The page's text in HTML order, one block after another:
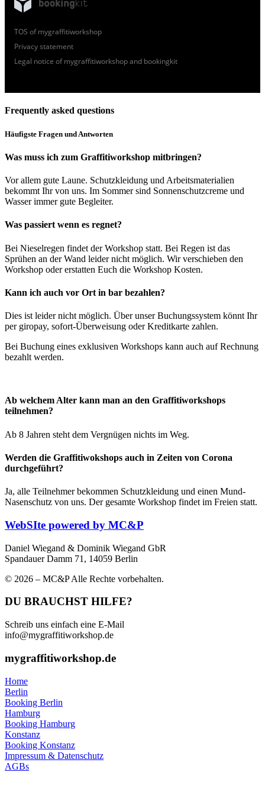
TOS of mygraffitiworkshop
Privacy statement
Legal notice of mygraffitiworkshop and bookingkit
Frequently asked questions
Häufigste Fragen und Antworten
Was muss ich zum Graffitiworkshop mitbringen?
Vor allem gute Laune. Schutzkleidung und Arbeitsmaterialien
bekommt Ihr von uns. Im Sommer sind Sonnenschutzcreme und
Wasser immer gute Begleiter.
Was passiert wenn es regnet?
Bei Nieselregen findet der Workshop statt. Bei Regen ist das
Sprühen an der Wand leider nicht möglich. Wir verschieben den
Workshop oder erstatten Euch die Workshop Kosten.
Kann ich auch vor Ort in bar bezahlen?
Dies ist leider nicht möglich. Über unser Buchungssystem könnt Ihr
per giropay, sofort-Überweisung oder Kreditkarte zahlen.
Bei Buchung eines exklusiven Workshops kann auch auf Rechnung
bezahlt werden.
Ab welchem Alter kann man an den Graffitiworkshops
teilnehmen?
Ab 8 Jahren steht dem Vergnügen nichts im Weg.
Werden die Graffitiwokshops auch in Zeiten von Corona
durchgeführt?
Ja, alle Teilnehmer bekommen Schutzkleidung und einen Mund-
Nasenschutz von uns. Der gesamte Workshop findet im Freien statt.
WebSIte powered by MC&P
Daniel Wiegand & Dominik Wiegand GbR
Spandauer Damm 71, 14059 Berlin
© 2026 – MC&P Alle Rechte vorbehalten.
DU BRAUCHST HILFE?
Schreib uns einfach eine E-Mail
info@mygraffitiworkshop.de
mygraffitiworkshop.de
Home
Berlin
Booking Berlin
Hamburg
Booking Hamburg
Konstanz
Booking Konstanz
Impressum & Datenschutz
AGBs